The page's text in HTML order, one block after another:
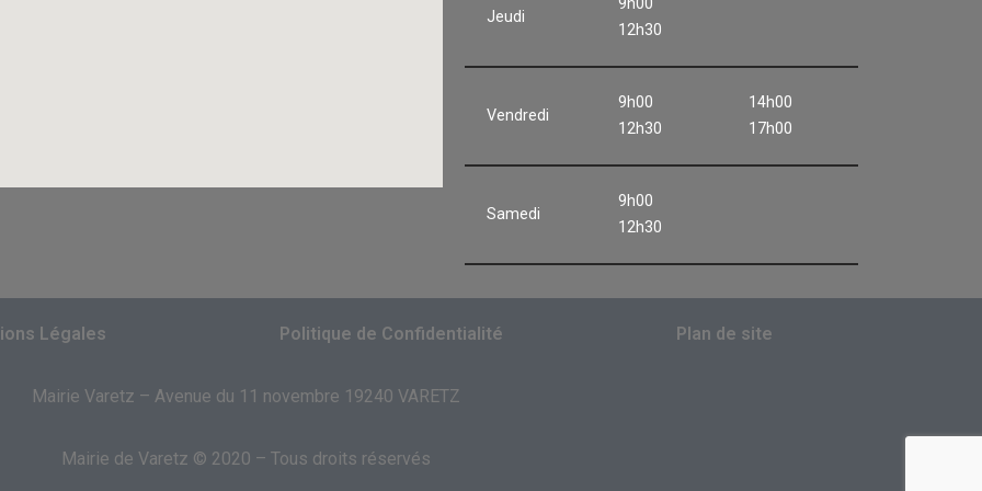
Jeudi
9h00
12h30
Vendredi
9h00
12h30
14h00
17h00
Samedi
9h00
12h30
Légales Politique de Confidentialité Plan de site
Mairie Varetz – Avenue du 11 novembre 19240 VARETZ
Mairie de Varetz © 2020 – Tous droits réservés